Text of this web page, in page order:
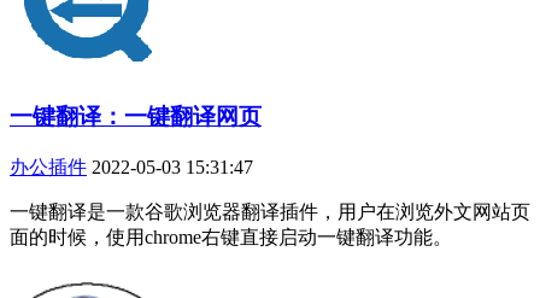
一键翻译：一键翻译网页
办公插件 2022-05-03 15:31:47
一键翻译是一款谷歌浏览器翻译插件，用户在浏览外文网站页
面的时候，使用chrome右键直接启动一键翻译功能。